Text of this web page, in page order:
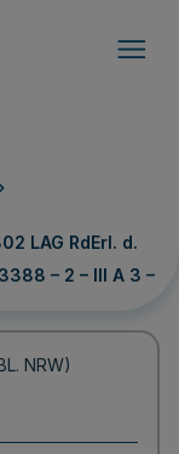
LAG RdErl. d.
– 2 – III A 3 –
NRW)